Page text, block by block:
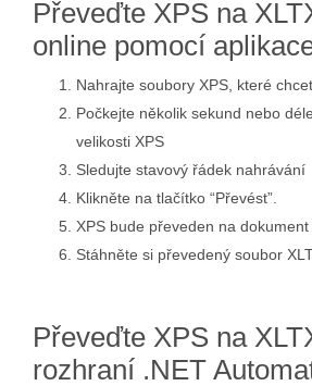
Převeďte XPS na
online pomocí
Nahrajte soubory XPS, které
Počkejte několik sekund nebo
velikosti XPS
Sledujte stavový řádek nahrávání
Klikněte na tlačítko “Převést”.
XPS bude převeden na dokument
Stáhněte si převedený soubor
Převeďte XPS na
rozhraní .NET